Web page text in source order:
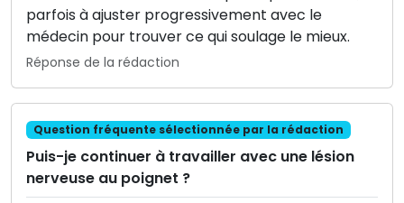
parfois à ajuster progressivement avec le
médecin pour trouver ce qui soulage le mieux.
Réponse de la rédaction
Question fréquente sélectionnée par la rédaction
Puis-je continuer à travailler avec une lésion
nerveuse au poignet ?